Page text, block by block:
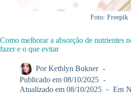
Foto: Freepik
Como melhorar a absorção de nutrientes
fazer e o que evitar
Por Kethlyn Bukner
Publicado em 08/10/2025
Atualizado em 08/10/2025 Em